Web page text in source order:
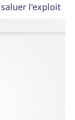
l'exploit